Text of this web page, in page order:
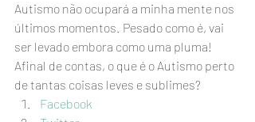
Autismo não ocupará a minha mente nos
últimos momentos. Pesado como é, vai
ser levado embora como uma pluma!
Afinal de contas, o que é o Autismo perto
de tantas coisas leves e sublimes?
Facebook